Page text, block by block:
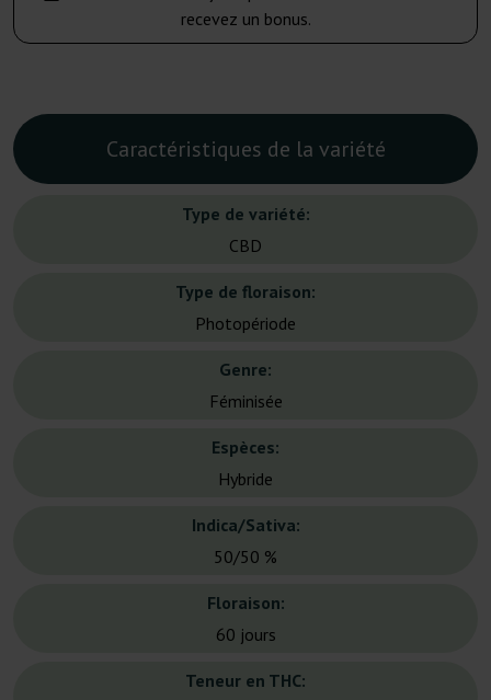
recevez un bonus.
Caractéristiques de la variété
Type de variété:
CBD
Type de floraison:
Photopériode
Genre:
Féminisée
Espèces:
Hybride
Indica/Sativa:
50/50 %
Floraison:
60 jours
Teneur en THC: